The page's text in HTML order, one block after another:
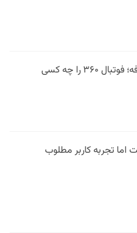
فیلتر در وقت اضافه؛ فوتبال ۳۶۰ را چه کسی
اما تجربه کاربر مطلوب